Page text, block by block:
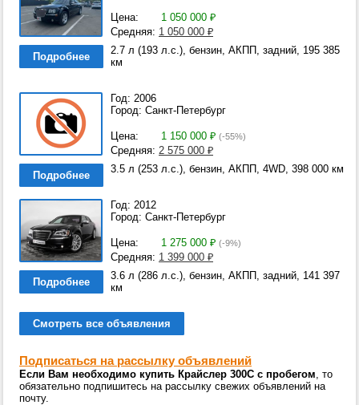
Цена: 1 050 000 ₽
Средняя: 1 050 000 ₽
Подробнее
2.7 л (193 л.с.), бензин, АКПП, задний, 195 385
км
Год: 2006
Город: Санкт-Петербург
Цена: 1 150 000 ₽ (-55%)
Средняя: 2 575 000 ₽
Подробнее
3.5 л (253 л.с.), бензин, АКПП, 4WD, 398 000 км
Год: 2012
Город: Санкт-Петербург
Цена: 1 275 000 ₽ (-9%)
Средняя: 1 399 000 ₽
Подробнее
3.6 л (286 л.с.), бензин, АКПП, задний, 141 397
км
Смотреть все объявления
Подписаться на рассылку объявлений
Если Вам необходимо купить Крайслер 300С с пробегом, то
обязательно подпишитесь на рассылку свежих объявлений на
почту.